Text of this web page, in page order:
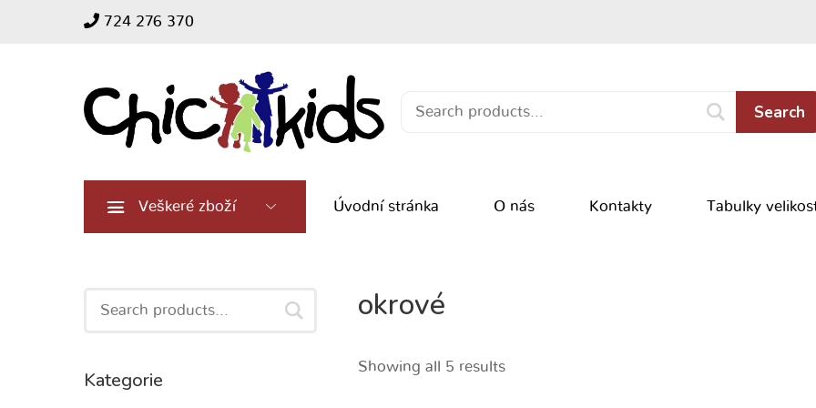
724 276 370
Search
Veškeré zboží Úvodní stránka O nás Kontakty Tabulky
Search
Kategorie
okrové
Showing all 5 results